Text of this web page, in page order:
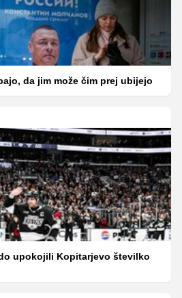
da jim može čim prej ubijejo
upokojili Kopitarjevo številko